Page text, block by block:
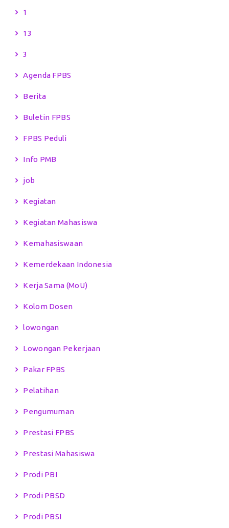
1
13
3
Agenda FPBS
Berita
Buletin FPBS
FPBS Peduli
Info PMB
job
Kegiatan
Kegiatan Mahasiswa
Kemahasiswaan
Kemerdekaan Indonesia
Kerja Sama (MoU)
Kolom Dosen
lowongan
Lowongan Pekerjaan
Pakar FPBS
Pelatihan
Pengumuman
Prestasi FPBS
Prestasi Mahasiswa
Prodi PBI
Prodi PBSD
Prodi PBSI